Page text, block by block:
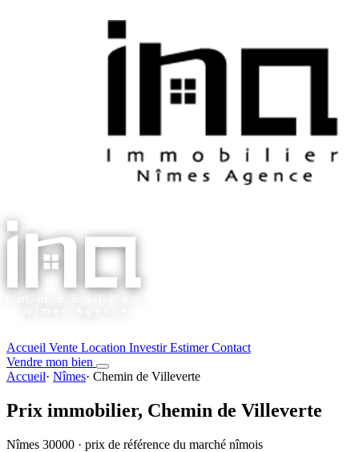
Accueil Vente Location InvestirEstimerContact
Vendre mon bien
Accueil· Nîmes· Chemin de Villeverte
Prix immobilier, Chemin de Villeverte
Nîmes 30000 · prix de référence du marché nîmois